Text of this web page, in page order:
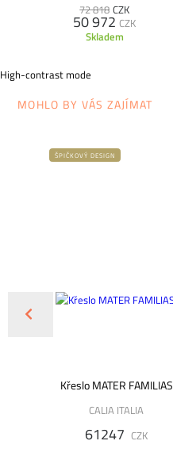
72 818 CZK
50 972 CZK
Skladem
High-contrast mode
MOHLO BY VÁS ZAJÍMAT
ŠPIČKOVÝ DESIGN
Křeslo MATER FAMILIAS
CALIA ITALIA
61247 CZK